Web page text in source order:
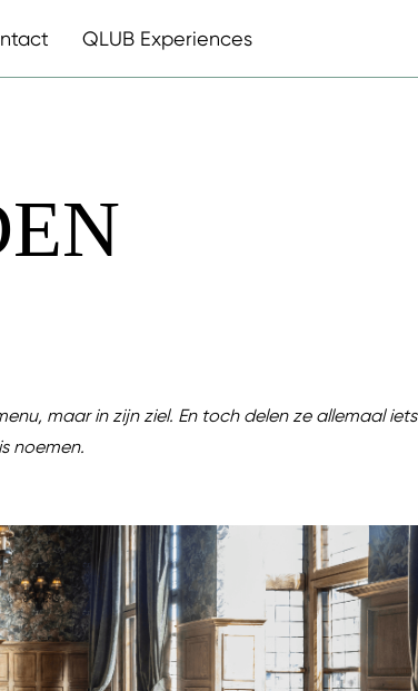
QLUB Experiences
maar in zijn ziel. En toch delen ze allemaal iets
noemen.